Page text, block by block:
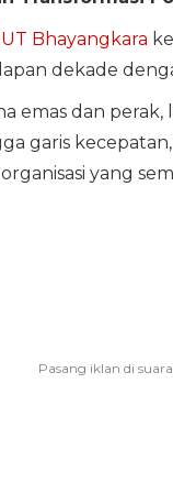
Bhayangkara
dekade
emas dan
garis
yang